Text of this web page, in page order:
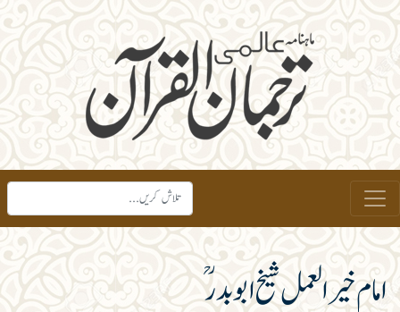
امام خیرالعمل شیخ ابوبدرؒ